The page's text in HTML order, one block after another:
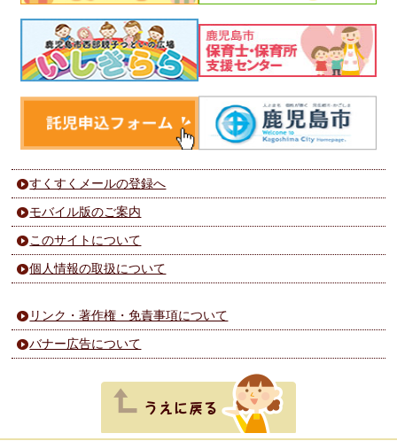
すくすくメールの登録へ
モバイル版のご案内
このサイトについて
個人情報の取扱について
リンク・著作権・免責事項について
バナー広告について